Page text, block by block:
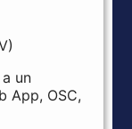
un
App, OSC,